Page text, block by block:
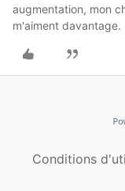
augmentation, mon
m'aiment davantage.
Conditions